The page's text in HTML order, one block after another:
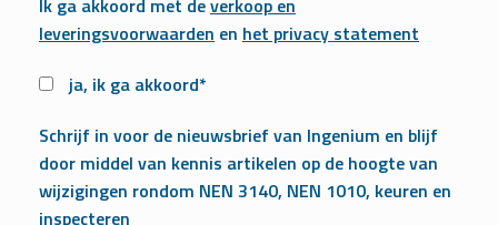
Ik ga akkoord met deverkoop en
leveringsvoorwaarden en het privacy statement
ja, ik ga akkoord*
Schrijf in voor de nieuwsbrief van Ingenium en blijf
door middel van kennis artikelen op de hoogte van
wijzigingen rondom NEN 3140, NEN 1010, keuren en
inspecteren